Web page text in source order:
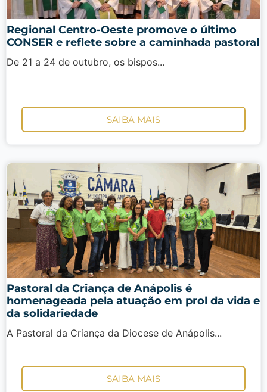
Regional Centro-Oeste promove o último
CONSER e reflete sobre a caminhada pastoral
De 21 a 24 de outubro, os bispos...
SAIBA MAIS
Pastoral da Criança de Anápolis é
homenageada pela atuação em prol da vida e
da solidariedade
A Pastoral da Criança da Diocese de Anápolis...
SAIBA MAIS